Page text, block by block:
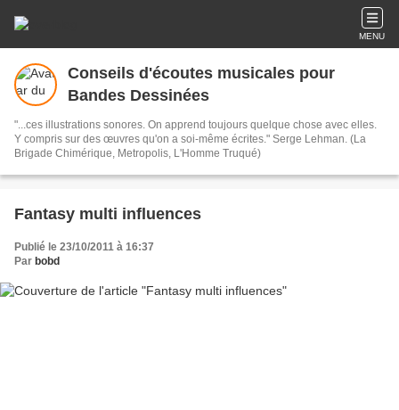
MENU
Conseils d'écoutes musicales pour
Bandes Dessinées
"...ces illustrations sonores. On apprend toujours quelque chose avec elles.
Y compris sur des œuvres qu'on a soi-même écrites." Serge Lehman. (La
Brigade Chimérique, Metropolis, L'Homme Truqué)
Fantasy multi influences
Publié le 23/10/2011 à 16:37
Par bobd